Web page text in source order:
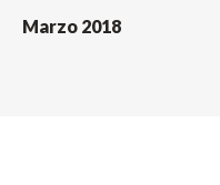
Marzo 2018